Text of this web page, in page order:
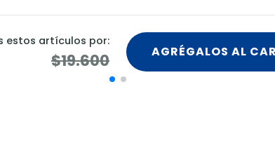
estos artículos por:
$19.600 AGRÉGALOS AL